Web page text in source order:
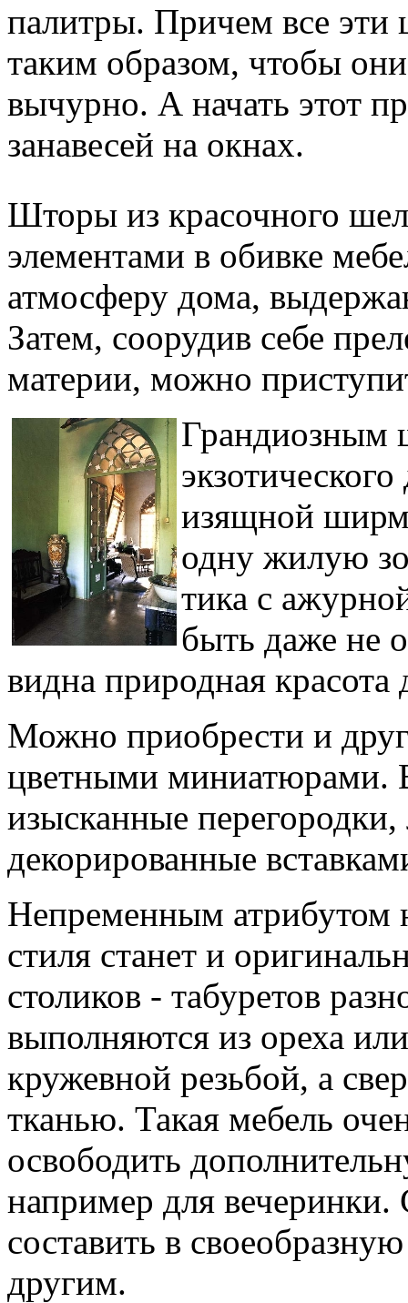
палитры. Причем все эти
таким образом, чтобы
вычурно. А начать этот
занавесей на окнах.
Шторы из красочного
элементами в обивке
атмосферу дома,
Затем, соорудив себе
материи, можно
Грандиозным
изящной
одну жилую
тика с
быть даже не
видна природная красота
Можно приобрести и
цветными миниатюрами.
изысканные
декорированные
Непременным атрибутом
стиля станет и
столиков - табуретов
выполняются из ореха
кружевной резьбой, а
тканью. Такая мебель
освободить
например для
составить в
другим.